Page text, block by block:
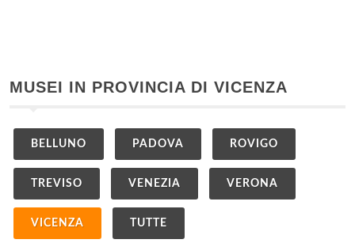
MUSEI IN PROVINCIA DI VICENZA
BELLUNO PADOVA ROVIGO
TREVISO VENEZIA VERONA
VICENZA TUTTE